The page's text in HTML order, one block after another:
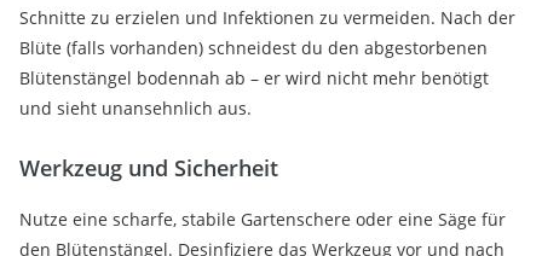
Schnitte zu erzielen und Infektionen zu vermeiden. Nach der
Blüte (falls vorhanden) schneidest du den abgestorbenen
Blütenstängel bodennah ab – er wird nicht mehr benötigt
und sieht unansehnlich aus.
Werkzeug und Sicherheit
Nutze eine scharfe, stabile Gartenschere oder eine Säge für
den Blütenstängel. Desinfiziere das Werkzeug vor und nach